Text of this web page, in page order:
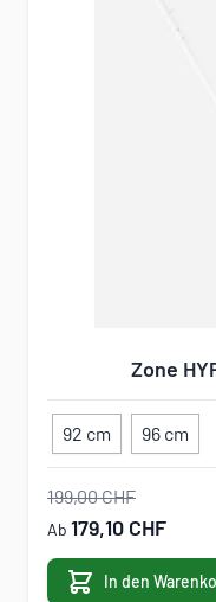
Zone
92 cm 96 cm
199,00 CHF
Ab 179,10 CHF
In den